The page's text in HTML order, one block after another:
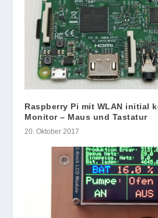
Raspberry Pi mit WLAN initial
Monitor – Maus und Tastatur
20. Oktober 2017